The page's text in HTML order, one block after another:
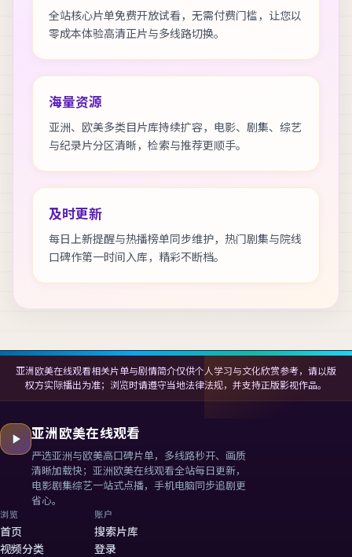
全站核心片单免费开放试看，无需付费门槛，让您以
零成本体验高清正片与多线路切换。
海量资源
亚洲、欧美多类目片库持续扩容，电影、剧集、综艺
与纪录片分区清晰，检索与推荐更顺手。
及时更新
每日上新提醒与热播榜单同步维护，热门剧集与院线
口碑作第一时间入库，精彩不断档。
亚洲欧美在线观看相关片单与剧情简介仅供个人学习与文化欣赏参考，请以版
权方实际播出为准；浏览时请遵守当地法律法规，并支持正版影视作品。
亚洲欧美在线观看
严选亚洲与欧美高口碑片单，多线路秒开、画质
清晰加载快； 亚洲欧美在线观看全站每日更新，
电影剧集综艺一站式点播，手机电脑同步追剧更
省心。
浏览
首页
视频分类
账户
搜索片库
登录